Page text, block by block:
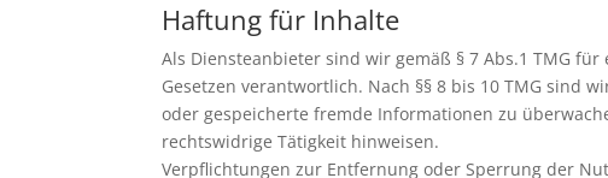
Haftung für Inhalte
Als Diensteanbieter sind wir gemäß § 7 Abs.1 TMG
Gesetzen verantwortlich. Nach §§ 8 bis 10 TMG sind
oder gespeicherte fremde Informationen zu
rechtswidrige Tätigkeit hinweisen.
Verpflichtungen zur Entfernung oder Sperrung der